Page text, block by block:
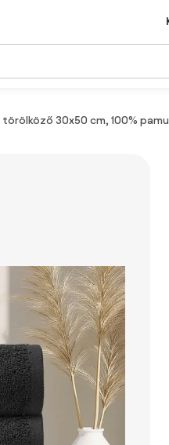
30x50 cm, 100%